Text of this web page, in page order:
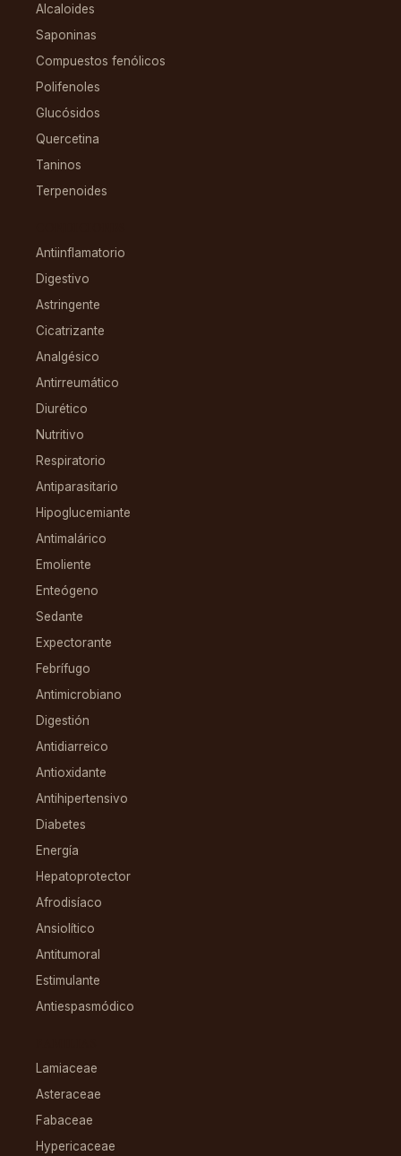
Alcaloides
Saponinas
Compuestos fenólicos
Polifenoles
Glucósidos
Quercetina
Taninos
Terpenoides
Antiinflamatorio
Digestivo
Astringente
Cicatrizante
Analgésico
Antirreumático
Diurético
Nutritivo
Respiratorio
Antiparasitario
Hipoglucemiante
Antimalárico
Emoliente
Enteógeno
Sedante
Expectorante
Febrífugo
Antimicrobiano
Digestión
Antidiarreico
Antioxidante
Antihipertensivo
Diabetes
Energía
Hepatoprotector
Afrodisíaco
Ansiolítico
Antitumoral
Estimulante
Antiespasmódico
Lamiaceae
Asteraceae
Fabaceae
Hypericaceae